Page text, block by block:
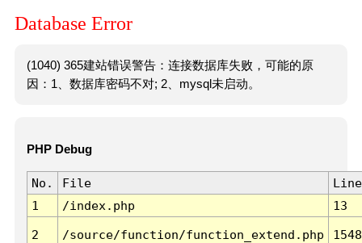
Database Error
(1040) 365建站错误警告：连接数据库失败，可能的原
因：1、数据库密码不对; 2、mysql未启动。
PHP Debug
No. File
Line
1
/index.php 13
2 /source/function/function_extend.php 1548